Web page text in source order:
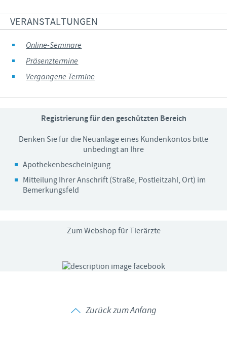
VERANSTALTUNGEN
Online-Seminare
Präsenztermine
Vergangene Termine
Registrierung für den geschützten Bereich
Denken Sie für die Neuanlage eines Kundenkontos bitte
unbedingt an Ihre
Apothekenbescheinigung
Mitteilung Ihrer Anschrift (Straße, Postleitzahl, Ort) im
Bemerkungsfeld
Zum Webshop für Tierärzte
Zurück zum Anfang